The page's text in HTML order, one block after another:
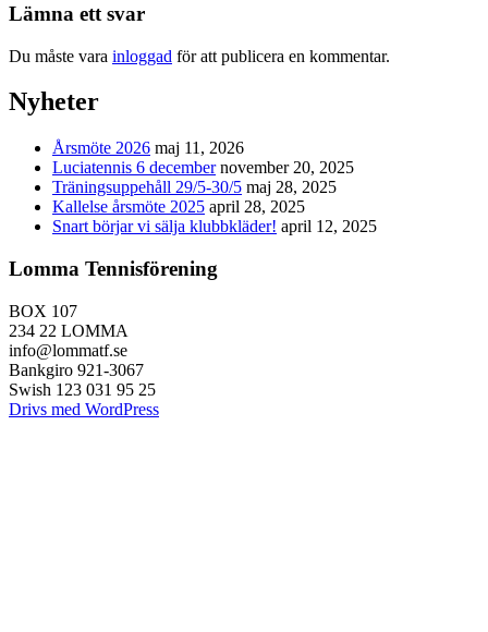
Lämna ett svar
Du måste vara inloggad för att publicera en kommentar.
Nyheter
Årsmöte 2026 maj 11, 2026
Luciatennis 6 december november 20, 2025
Träningsuppehåll 29/5-30/5 maj 28, 2025
Kallelse årsmöte 2025 april 28, 2025
Snart börjar vi sälja klubbkläder! april 12, 2025
Lomma Tennisförening
BOX 107
234 22 LOMMA
info@lommatf.se
Bankgiro 921-3067
Swish 123 031 95 25
Drivs med WordPress